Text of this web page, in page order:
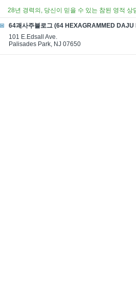
28년 경력의, 당신이 믿을 수 있는 참된 영적 상
64괘사주블로그 (64 HEXAGRAMMED DAJU
101 E.Edsall Ave.
Palisades Park, NJ 07650